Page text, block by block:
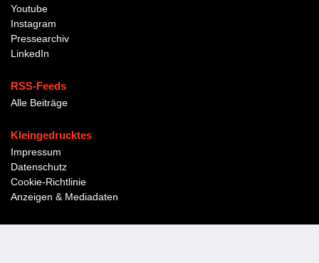
Youtube
Instagram
Pressearchiv
LinkedIn
RSS-Feeds
Alle Beiträge
Kleingedrucktes
Impressum
Datenschutz
Cookie-Richtlinie
Anzeigen & Mediadaten